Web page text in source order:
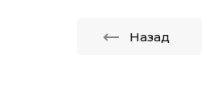
Назад